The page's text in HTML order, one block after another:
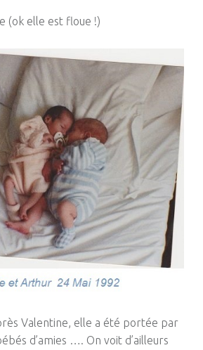
(ok elle est floue !)
Valentine, elle a été portée par
d’amies …. On voit d’ailleurs